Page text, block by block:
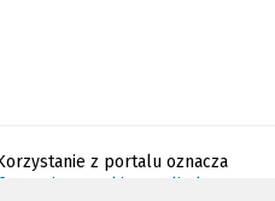
z portalu oznacza
o cookies
Polityka